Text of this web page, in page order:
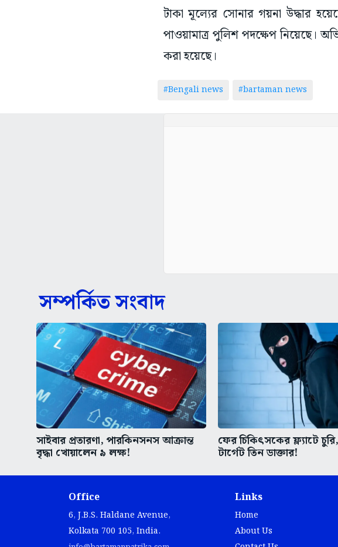
টাকা মূল্যের সোনার গয়না উদ্ধার
পাওয়ামাত্র পুলিশ পদক্ষেপ নিয়েছে।
করা হয়েছে।
#Bengali news #bartaman news
সম্পর্কিত সংবাদ
সাইবার প্রতারণা, পারকিনসনস আক্রান্ত
বৃদ্ধা খোয়ালেন ৯ লক্ষ!
ফের চিকিৎসকের ফ্ল্যাটে
টার্গেট তিন ডাক্তার!
Office
6, J.B.S. Haldane Avenue,
Kolkata 700 105, India.
Links
Home
About Us